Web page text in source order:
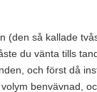
(den så kallade
du vänta tills
och först då
benvävnad,